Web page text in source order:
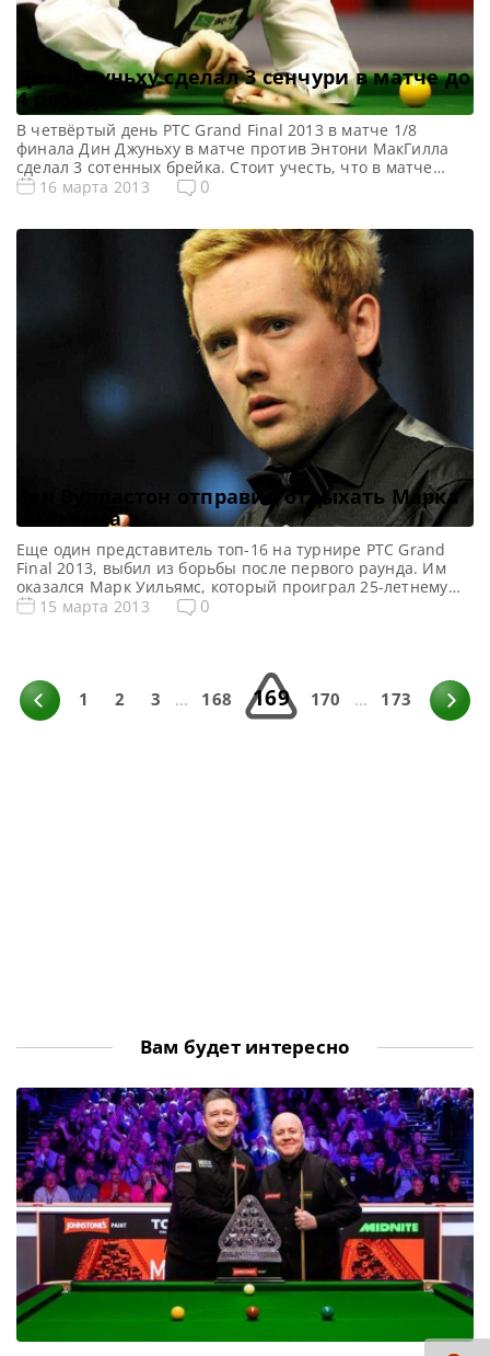
Дин Джуньху сделал 3 сенчури в матче до
4 побед
В четвёртый день PTC Grand Final 2013 в матче 1/8
финала Дин Джуньху в матче против Энтони МакГилла
сделал 3 сотенных брейка. Стоит учесть, что в матче
было всего 7 фреймов. За выход в стадию 1/4 финала Дин
16 марта 2013 0
Бен Вулластон отправил отдыхать Марка
Уильямса
Еще один представитель топ-16 на турнире PTC Grand
Final 2013, выбил из борьбы после первого раунда. Им
оказался Марк Уильямс, который проиграл 25-летнему
Бену Вулластону со счётом 3-4. Оба игрока в своей
15 марта 2013 0
1 2 3 ... 168 169 170 ... 173
Вам будет интересно